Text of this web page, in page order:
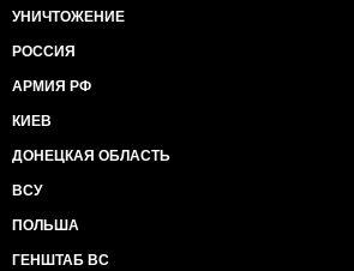
УНИЧТОЖЕНИЕ
РОССИЯ
АРМИЯ РФ
КИЕВ
ДОНЕЦКАЯ ОБЛАСТЬ
ВСУ
ПОЛЬША
ГЕНШТАБ ВС